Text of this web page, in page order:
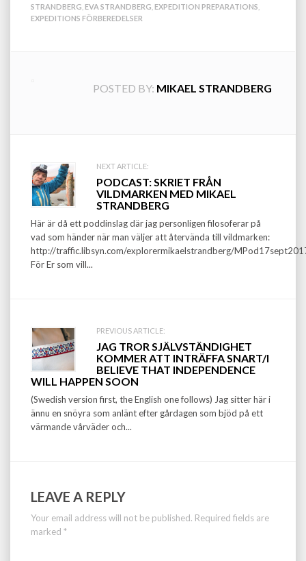
STRANDBERG EVA STRANDBERG EXPEDITION PREPARATIONS
EXPEDITIONS FÖRBEREDELSER
POSTED BY: MIKAEL STRANDBERG
Post
navigation
NEXT ARTICLE:
PODCAST: SKRIET FRÅN
VILDMARKEN MED MIKAEL
STRANDBERG
Här är då ett poddinslag där jag personligen filosoferar på
vad som händer när man väljer att återvända till vildmarken:
http://traffic.libsyn.com/explorermikaelstrandberg/
För Er som vill...
PREVIOUS ARTICLE:
JAG TROR SJÄLVSTÄNDIGHET
KOMMER ATT INTRÄFFA SNART/I
BELIEVE THAT INDEPENDENCE
WILL HAPPEN SOON
(Swedish version first, the English one follows) Jag sitter här i
ännu en snöyra som anlänt efter gårdagen som bjöd på ett
värmande vårväder och...
LEAVE A REPLY
Your email address will not be published. Required fields are
marked *